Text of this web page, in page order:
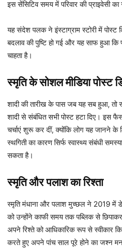
इस सेंसिटिव समय में परिवार की प्राइवेसी
यह संदेश पलक ने इंस्टाग्राम स्टोरी में पोस्ट
बदलाव की पुष्टि हो गई और यह साफ हुआ कि
चाहता है।
स्मृति के सोशल मीडिया पोस्ट
शादी की तारीख के पास जब यह सब हुआ,
शादी से संबंधित सभी पोस्ट हटा दिए। इस
चर्चाएं शुरू कर दीं, क्योंकि लोग यह जानने के
स्थगिती का कारण सिर्फ स्वास्थ्य संबंधी
सकता है।
स्मृति और पलाश का रिश्ता
स्मृति मंधाना और पलाश मुच्छल ने 2019 में
को उन्होंने काफी समय तक पब्लिक से
अपने रिश्ते को आधिकारिक रूप से स्वीकार
करते हुए अपने पांच साल पूरे होने का जश्न